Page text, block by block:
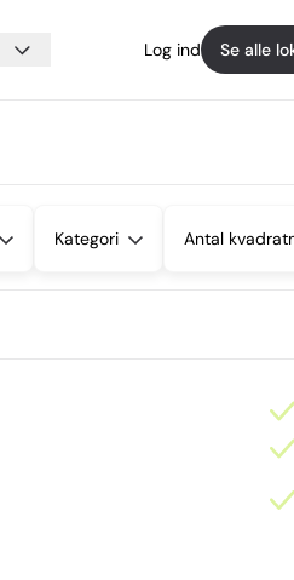
Log ind Se alle
Kategori Antal